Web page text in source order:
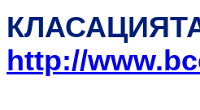
КЛАСАЦИЯТА
http://